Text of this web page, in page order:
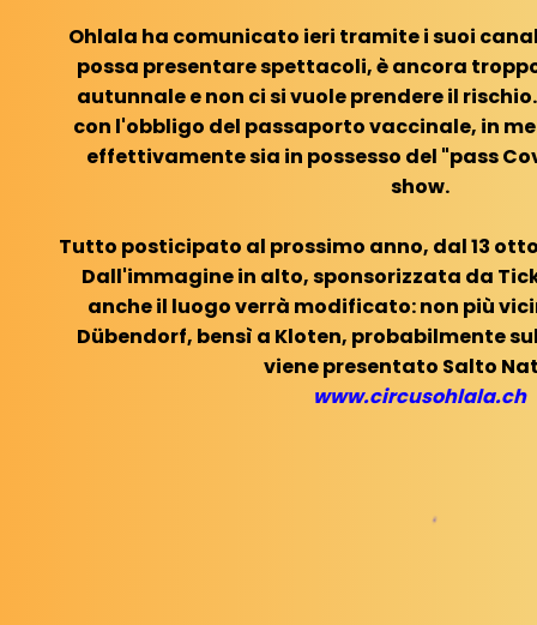
Ohlala ha comunicato ieri tramite i suoi
possa presentare spettacoli, è ancora
autunnale e non ci si vuole prendere il
con l'obbligo del passaporto vaccinale, in
effettivamente sia in possesso del "pass
show.
Tutto posticipato al prossimo anno, dal 13
Dall'immagine in alto, sponsorizzata da
anche il luogo verrà modificato: non più
Dübendorf, bensì a Kloten, probabilmente
viene presentato Salto
www.circusohlala.ch